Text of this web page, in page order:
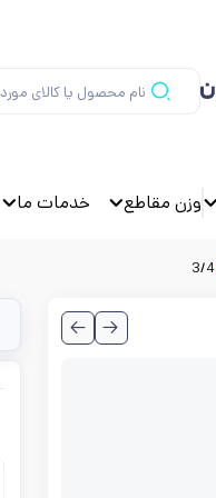
وزن مقاطع خدمات ما
3/4